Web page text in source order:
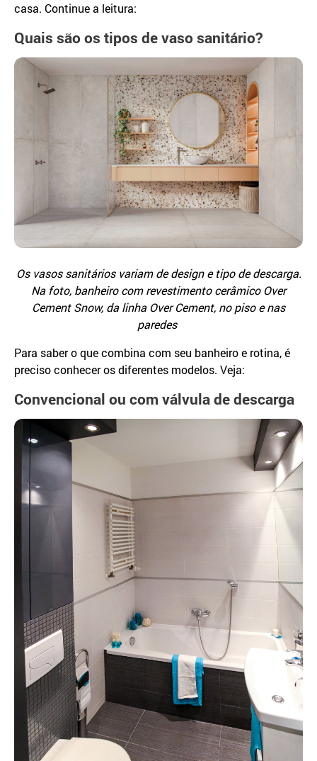
casa. Continue a leitura:
Quais são os tipos de vaso sanitário?
Os vasos sanitários variam de design e tipo de descarga.
Na foto, banheiro com revestimento cerâmico Over
Cement Snow, da linha Over Cement, no piso e nas
paredes
Para saber o que combina com seu banheiro e rotina, é
preciso conhecer os diferentes modelos. Veja:
Convencional ou com válvula de descarga